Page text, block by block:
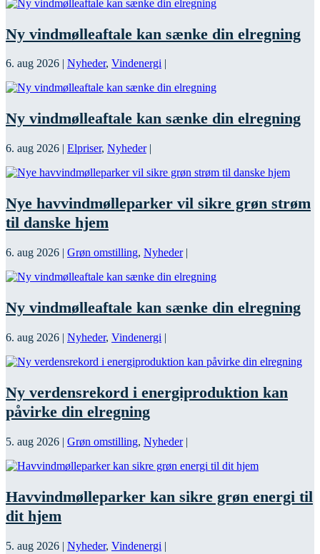
Ny vindmølleaftale kan sænke din elregning
6. aug 2026 Nyheder, Vindenergi
Ny vindmølleaftale kan sænke din elregning
6. aug 2026 | Elpriser, Nyheder|
Nye havvindmølleparker vil sikre grøn strøm
til danske hjem
6. aug 2026 | Grøn omstilling, Nyheder|
Ny vindmølleaftale kan sænke din elregning
6. aug 2026 | Nyheder, Vindenergi |
Ny verdensrekord i energiproduktion kan
påvirke din elregning
5. aug 2026 | Grøn omstilling, Nyheder|
Havvindmølleparker kan sikre grøn energi til
dit hjem
5. aug 2026 | Nyheder, Vindenergi |